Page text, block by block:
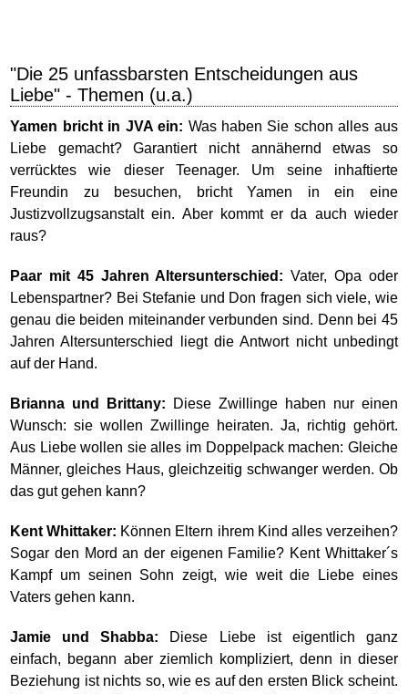
"Die 25 unfassbarsten Entscheidungen aus
Liebe" - Themen (u.a.)
Yamen bricht in JVA ein: Was haben Sie schon alles aus
Liebe gemacht? Garantiert nicht annähernd etwas so
verrücktes wie dieser Teenager. Um seine inhaftierte
Freundin zu besuchen, bricht Yamen in ein eine
Justizvollzugsanstalt ein. Aber kommt er da auch wieder
raus?
Paar mit 45 Jahren Altersunterschied: Vater, Opa oder
Lebenspartner? Bei Stefanie und Don fragen sich viele, wie
genau die beiden miteinander verbunden sind. Denn bei 45
Jahren Altersunterschied liegt die Antwort nicht unbedingt
auf der Hand.
Brianna und Brittany: Diese Zwillinge haben nur einen
Wunsch: sie wollen Zwillinge heiraten. Ja, richtig gehört.
Aus Liebe wollen sie alles im Doppelpack machen: Gleiche
Männer, gleiches Haus, gleichzeitig schwanger werden. Ob
das gut gehen kann?
Kent Whittaker: Können Eltern ihrem Kind alles verzeihen?
Sogar den Mord an der eigenen Familie? Kent Whittaker´s
Kampf um seinen Sohn zeigt, wie weit die Liebe eines
Vaters gehen kann.
Jamie und Shabba: Diese Liebe ist eigentlich ganz
einfach, begann aber ziemlich kompliziert, denn in dieser
Beziehung ist nichts so, wie es auf den ersten Blick scheint.